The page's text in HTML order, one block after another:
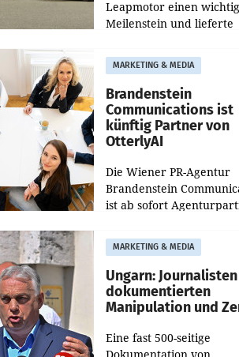
Leapmotor einen
Meilenstein und lieferte
aus, womit sich das
gegenüber Juli 2025
verdoppelte (+102
MARKETING & MEDIA
Brandenstein
Communications ist
künftig Partner von
OtterlyAI
Die Wiener PR-Agentur
Brandenstein
ist ab sofort
Optimierungsplattform
OtterlyAI. Damit baut die
Agentur ihr
MARKETING & MEDIA
Ungarn: Journalisten
dokumentierten
Manipulation und
Eine fast 500-seitige